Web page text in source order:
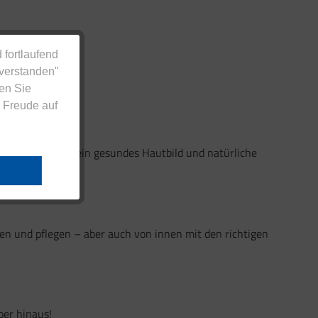
fortlaufend
Sie
auf
– für ein gesundes Hautbild und natürliche
und pflegen – aber auch von innen mit den richtigen
hinaus!